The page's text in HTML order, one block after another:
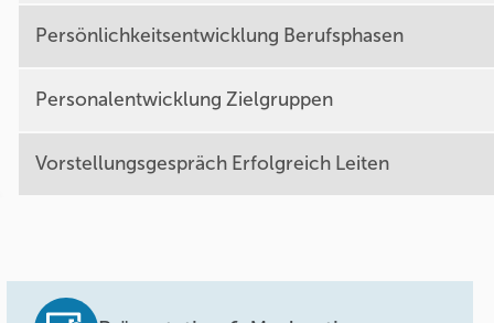
Persönlichkeitsentwicklung Berufsphasen
Personalentwicklung Zielgruppen
Vorstellungsgespräch Erfolgreich Leiten